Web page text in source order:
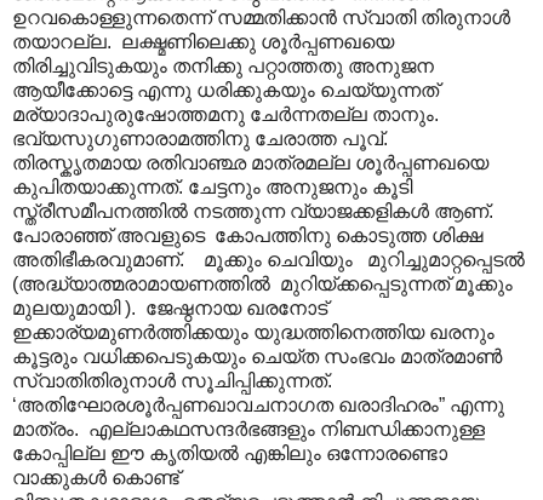
ഉറവകൊള്ളുന്നതെന്ന് സമ്മതിക്കാൻ സ്വാതി തിരുനാൾ
തയാറല്ല. ലക്ഷ്മണിലെക്കു ശൂർപ്പണഖയെ
തിരിച്ചുവിടുകയും തനിക്കു പറ്റാത്തതു അനുജന
ആയീക്കോട്ടെ എന്നു ധരിക്കുകയും ചെയ്യുന്നത്
മര്യാദാപുരുഷോത്തമനു ചേർന്നതല്ല താനും.
ഭവ്യസുഗുണാരാമത്തിനു ചേരാത്ത പൂവ്.
തിരസ്കൃതമായ രതിവാഞ്ഛ മാത്രമല്ല ശൂർപ്പണഖയെ
കുപിതയാക്കുന്നത്. ചേട്ടനും അനുജനും കൂടി
സ്ത്രീസമീപനത്തിൽ നടത്തുന്ന വ്യാജക്കളികൾ ആണ്.
പോരാഞ്ഞ് അവളുടെ കോപത്തിനു കൊടുത്ത ശിക്ഷ
അതിഭീകരവുമാണ്. മൂക്കും ചെവിയും മുറിച്ചുമാറ്റപ്പെടൽ
(അദ്ധ്യാത്മരാമായണത്തിൽ മുറിയ്ക്കപ്പെടുന്നത് മൂക്കും
മുലയുമായി ). ജേഷ്ഠനായ ഖരനോട്
ഇക്കാര്യമുണർത്തിക്കയും യുദ്ധത്തിനെത്തിയ ഖരനും
കൂട്ടരും വധിക്കപെടുകയും ചെയ്ത സംഭവം മാത്രമാൺ
സ്വാതിതിരുനാൾ സൂചിപ്പിക്കുന്നത്.
‘അതിഘോരശൂർപ്പണഖാവചനാഗത ഖരാദിഹരം” എന്നു
മാത്രം. എല്ലാകഥസന്ദർഭങ്ങളും നിബന്ധിക്കാനുള്ള
കോപ്പില്ല ഈ കൃതിയൽ എങ്കിലും ഒന്നോരണ്ടൊ
വാക്കുകൾ കൊണ്ട്